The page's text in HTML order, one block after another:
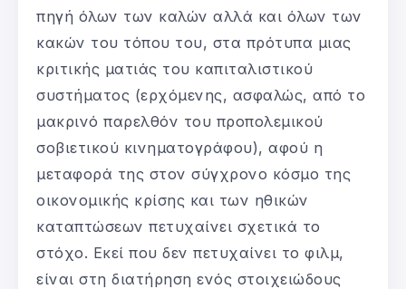
πηγή όλων των καλών αλλά και όλων των
κακών του τόπου του, στα πρότυπα μιας
κριτικής ματιάς του καπιταλιστικού
συστήματος (ερχόμενης, ασφαλώς, από το
μακρινό παρελθόν του προπολεμικού
σοβιετικού κινηματογράφου), αφού η
μεταφορά της στον σύγχρονο κόσμο της
οικονομικής κρίσης και των ηθικών
καταπτώσεων πετυχαίνει σχετικά το
στόχο. Εκεί που δεν πετυχαίνει το φιλμ,
είναι στη διατήρηση ενός στοιχειώδους